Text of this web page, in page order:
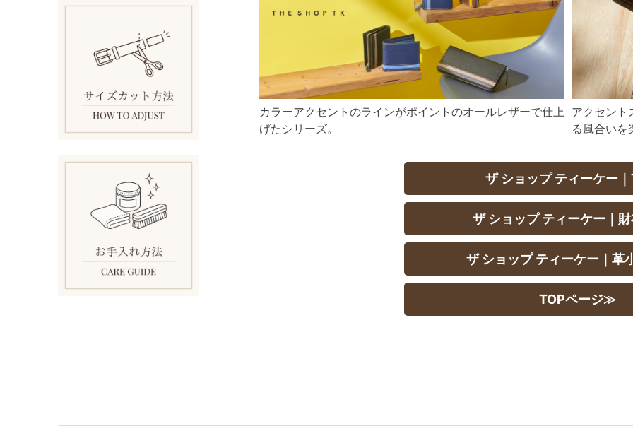
カラーアクセントのラインがポイントのオールレザーで仕上
げたシリーズ。
アクセント
る風合いを
ザ ショップ ティーケー
ザ ショップ ティーケー｜
ザ ショップ ティーケー｜革
TOPページ≫